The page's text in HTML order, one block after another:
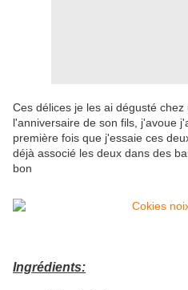
Ces délices je les ai dégusté
l'anniversaire de son fils, j'avoue
première fois que j'essaie ces
déjà associé les deux dans des
bon
Ingrédients: